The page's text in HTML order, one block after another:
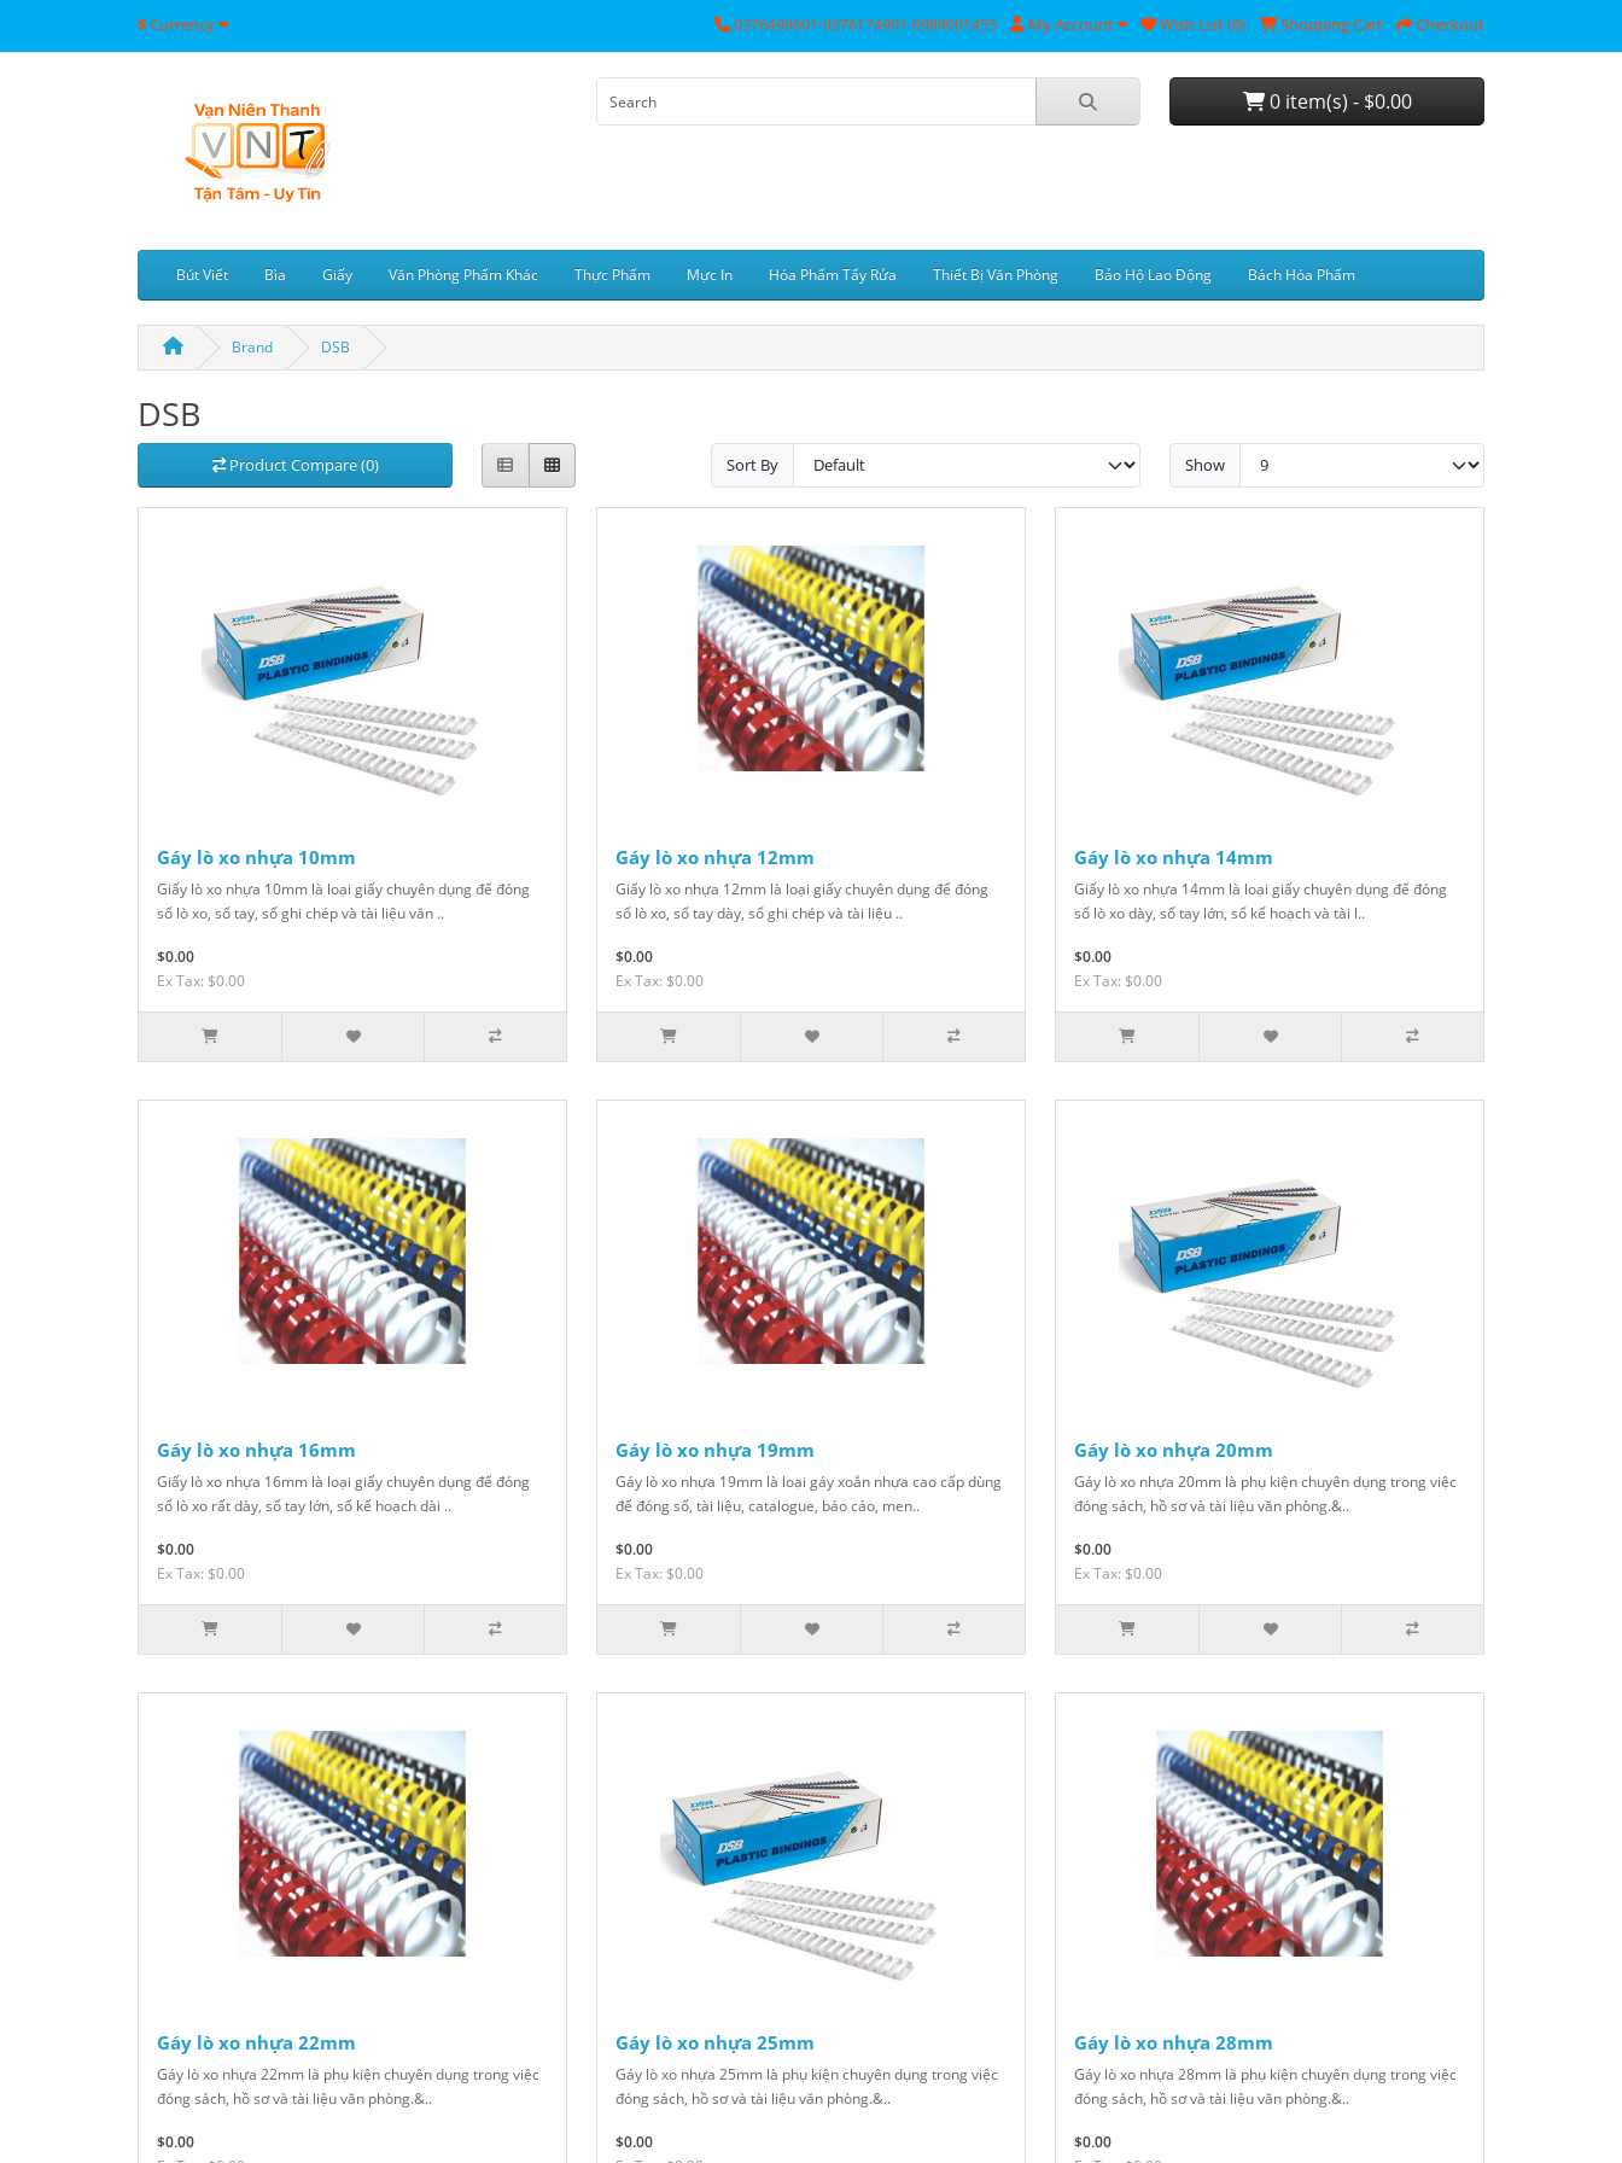
$Currency 0376499601-0376174901-0989001455 My Account Wish List (0) Shopping Cart Checkout
0 item(s) - $0.00
Bút Viết Bìa Giấy Văn Phòng Phẩm Khác Thực Phẩm Mực In Hóa Phẩm Tẩy Rửa Thiết Bị Văn Phòng Bảo Hộ Lao Động Bách Hóa Phẩm
Brand DSB
DSB
Product Compare (0) Sort By Show
Gáy lò xo nhựa 10mm
Giấy lò xo nhựa 10mm là loại giấy chuyên dụng để đóng
sổ lò xo, sổ tay, sổ ghi chép và tài liệu văn ..
$0.00
Ex Tax: $0.00
Gáy lò xo nhựa 12mm
Giấy lò xo nhựa 12mm là loại giấy chuyên dụng để đóng
sổ lò xo, sổ tay dày, sổ ghi chép và tài liệu ..
$0.00
Ex Tax: $0.00
Gáy lò xo nhựa 14mm
Giấy lò xo nhựa 14mm là loại giấy chuyên dụng để đóng
sổ lò xo dày, sổ tay lớn, sổ kế hoạch và tài l..
$0.00
Ex Tax: $0.00
Gáy lò xo nhựa 16mm
Giấy lò xo nhựa 16mm là loại giấy chuyên dụng để đóng
sổ lò xo rất dày, sổ tay lớn, sổ kế hoạch dài ..
$0.00
Ex Tax: $0.00
Gáy lò xo nhựa 19mm
Gáy lò xo nhựa 19mm là loại gáy xoắn nhựa cao cấp dùng
để đóng sổ, tài liệu, catalogue, báo cáo, men..
$0.00
Ex Tax: $0.00
Gáy lò xo nhựa 20mm
Gáy lò xo nhựa 20mm là phụ kiện chuyên dụng trong việc
đóng sách, hồ sơ và tài liệu văn phòng.&..
$0.00
Ex Tax: $0.00
Gáy lò xo nhựa 22mm
Gáy lò xo nhựa 22mm là phụ kiện chuyên dụng trong việc
đóng sách, hồ sơ và tài liệu văn phòng.&..
$0.00
Gáy lò xo nhựa 25mm
Gáy lò xo nhựa 25mm là phụ kiện chuyên dụng trong việc
đóng sách, hồ sơ và tài liệu văn phòng.&..
$0.00
Gáy lò xo nhựa 28mm
Gáy lò xo nhựa 28mm là phụ kiện chuyên dụng trong việc
đóng sách, hồ sơ và tài liệu văn phòng.&..
$0.00